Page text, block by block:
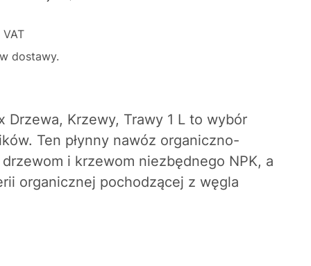
VAT
dostawy.
Drzewa, Krzewy, Trawy 1 L to wybór
Ten płynny nawóz organiczno-
i krzewom niezbędnego NPK, a
organicznej pochodzącej z węgla